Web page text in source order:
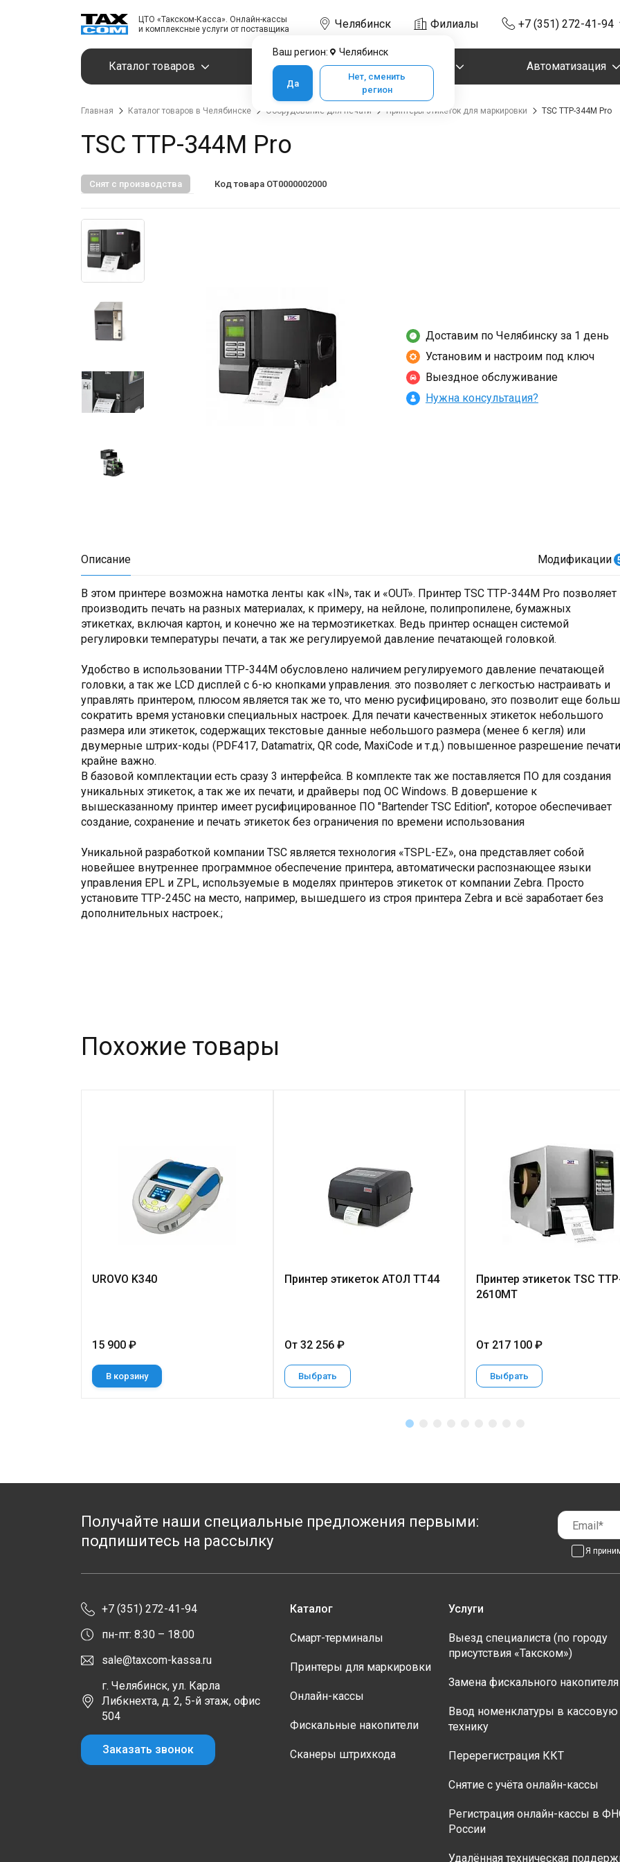
ЦТО «Такском-Касса». Онлайн-кассы
и комплексные услуги от поставщика
Челябинск
Ваш регион: Челябинск
Да
Нет, сменить
регион
Филиалы +7 (351) 272-41-94
Каталог товаров Услуги Маркировка Автоматизация
Главная Каталог товаров в Челябинске Оборудование для печати Принтеры этикеток для маркировки TSC TTP-344M Pro
TSC TTP-344M Pro
Снят с производства Код товара OT0000002000
Доставим по Челябинску за 1 день
Установим и настроим под ключ
Выездное обслуживание
Нужна консультация?
Описание Модификации
В этом принтере возможна намотка ленты как «IN», так и «OUT». Принтер TSC TTP-344M Pro позволяет
производить печать на разных материалах, к примеру, на нейлоне, полипропилене, бумажных
этикетках, включая картон, и конечно же на термоэтикетках. Ведь принтер оснащен системой
регулировки температуры печати, а так же регулируемой давление печатающей головкой.
Удобство в использовании TTP-344M обусловлено наличием регулируемого давление печатающей
головки, а так же LCD дисплей с 6-ю кнопками управления. это позволяет с легкостью настраивать и
управлять принтером, плюсом является так же то, что меню русифицировано, это позволит еще
сократить время установки специальных настроек. Для печати качественных этикеток небольшого
размера или этикеток, содержащих текстовые данные небольшого размера (менее 6 кегля) или
двумерные штрих-коды (PDF417, Datamatrix, QR code, MaxiCode и т.д.) повышенное разрешение печати
крайне важно.
В базовой комплектации есть сразу 3 интерфейса. В комплекте так же поставляется ПО для создания
уникальных этикеток, а так же их печати, и драйверы под OC Windows. В довершение к
вышесказанному принтер имеет русифицированное ПО "Bartender TSC Edition", которое обеспечивает
создание, сохранение и печать этикеток без ограничения по времени использования
Уникальной разработкой компании TSC является технология «TSPL-EZ», она представляет собой
новейшее внутреннее программное обеспечение принтера, автоматически распознающее языки
управления EPL и ZPL, используемые в моделях принтеров этикеток от компании Zebra. Просто
установите TTP-245C на место, например, вышедшего из строя принтера Zebra и всё заработает без
дополнительных настроек.;
Похожие товары
UROVO K340
15 900 ₽
В корзину
Принтер этикеток АТОЛ TT44
От 32 256 ₽
Выбрать
Принтер этикеток TSC
2610MT
От 217 100 ₽
Выбрать
Получайте наши специальные предложения первыми:
подпишитесь на рассылку
Я
+7 (351) 272-41-94
пн-пт: 8:30 – 18:00
sale@taxcom-kassa.ru
г. Челябинск, ул. Карла
Либкнехта, д. 2, 5-й этаж, офис
504
Заказать звонок
Каталог
Смарт-терминалы
Принтеры для маркировки
Онлайн-кассы
Фискальные накопители
Сканеры штрихкода
Услуги
Выезд специалиста (по городу
присутствия «Такском»)
Замена фискального накопителя
Ввод номенклатуры в кассовую
технику
Перерегистрация ККТ
Снятие с учёта онлайн-кассы
Регистрация онлайн-кассы в
России
Удалённая техническая